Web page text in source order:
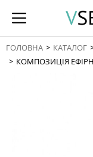
You are here:
ГОЛОВНА КАТАЛОГ
КОМПОЗИЦІЯ